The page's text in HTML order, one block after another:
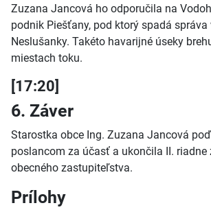
Zuzana Jancová ho odporučila na
podnik Piešťany, pod ktorý spadá správa
Neslušanky. Takéto havarijné úseky
miestach toku.
[17:20]
6. Záver
Starostka obce Ing. Zuzana Jancová
poslancom za účasť a ukončila II. riadne
obecného zastupiteľstva.
Prílohy